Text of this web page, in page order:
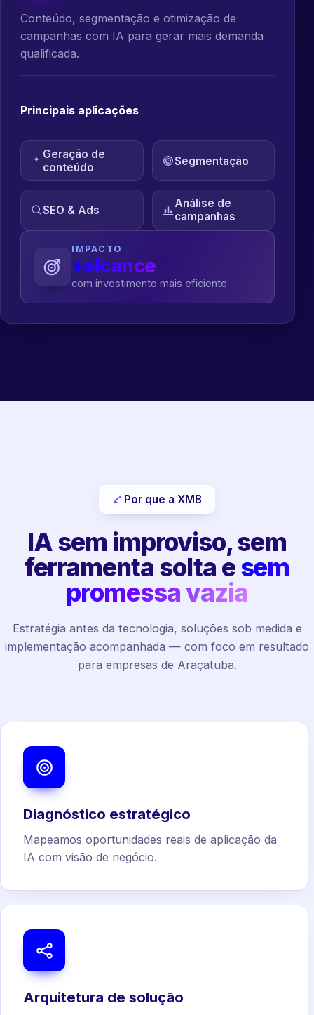
Conteúdo, segmentação e otimização de
campanhas com IA para gerar mais demanda
qualificada.
Principais aplicações
Geração de
conteúdo
Segmentação
SEO & Ads
Análise de
campanhas
IMPACTO
+alcance
com investimento mais eficiente
Por que a XMB
IA sem improviso, sem
ferramenta solta esem
promessa vazia
Estratégia antes da tecnologia, soluções sob medida e
implementação acompanhada — com foco em resultado
para empresas de Araçatuba.
Diagnóstico estratégico
Mapeamos oportunidades reais de aplicação da
IA com visão de negócio.
Arquitetura de solução